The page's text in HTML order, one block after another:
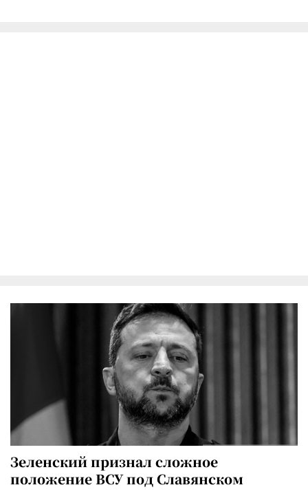
Зеленский признал сложное
положение ВСУ под Славянском